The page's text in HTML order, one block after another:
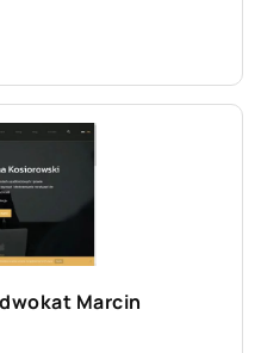
Marcin